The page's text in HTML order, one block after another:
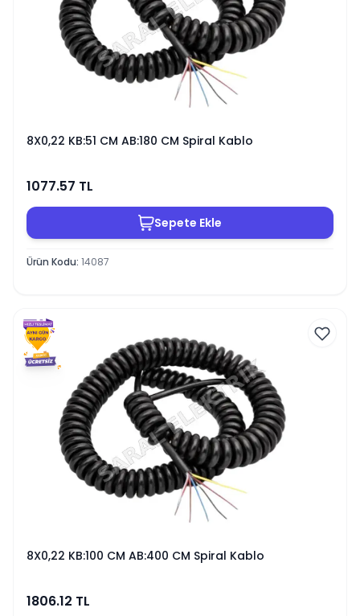
8X0,22 KB:51 CM AB:180 CM Spiral Kablo
1077.57 TL
Sepete Ekle
Ürün Kodu: 14087
8X0,22 KB:100 CM AB:400 CM Spiral Kablo
1806.12 TL